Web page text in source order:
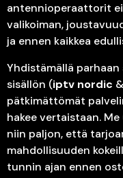
antennioperaattorit
valikoiman,
ja ennen kaikkea
Yhdistämällä
sisällön (iptv nordic &
pätkimättömät
hakee vertaistaan.
niin paljon, että
mahdollisuuden
tunnin ajan ennen